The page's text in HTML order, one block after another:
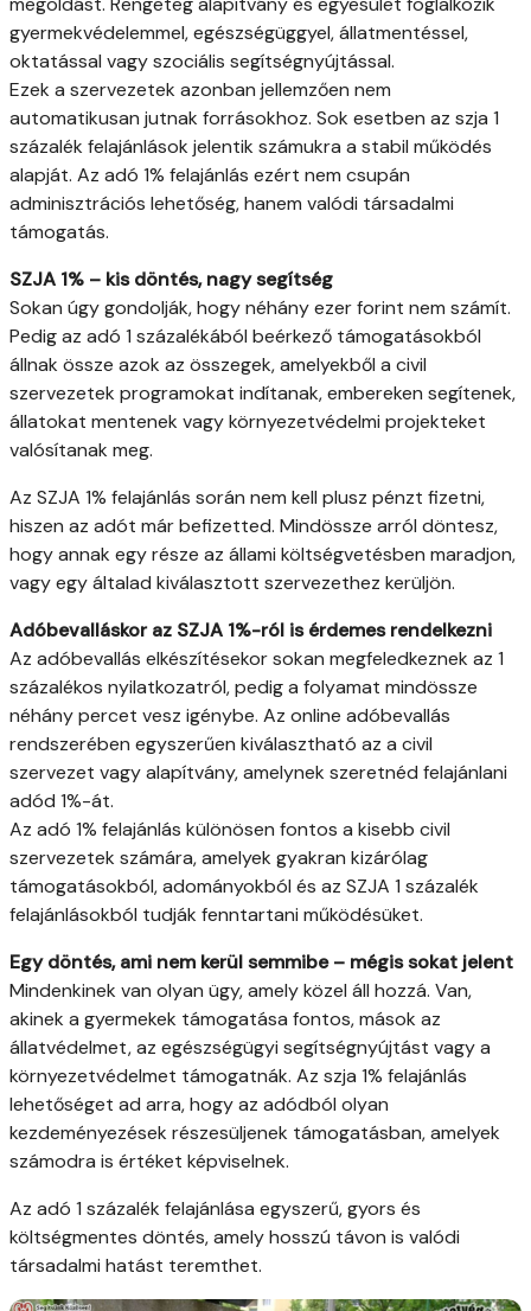
gyermekvédelemmel, egészségüggyel, állatmentéssel,
oktatással vagy szociális segítségnyújtással.
Ezek a szervezetek azonban jellemzően nem
automatikusan jutnak forrásokhoz. Sok esetben az szja 1
százalék felajánlások jelentik számukra a stabil működés
alapját. Az adó 1% felajánlás ezért nem csupán
adminisztrációs lehetőség, hanem valódi társadalmi
támogatás.
SZJA 1% – kis döntés, nagy segítség
Sokan úgy gondolják, hogy néhány ezer forint nem számít.
Pedig az adó 1 százalékából beérkező támogatásokból
állnak össze azok az összegek, amelyekből a civil
szervezetek programokat indítanak, embereken segítenek,
állatokat mentenek vagy környezetvédelmi projekteket
valósítanak meg.
Az SZJA 1% felajánlás során nem kell plusz pénzt fizetni,
hiszen az adót már befizetted. Mindössze arról döntesz,
hogy annak egy része az állami költségvetésben maradjon,
vagy egy általad kiválasztott szervezethez kerüljön.
Adóbevalláskor az SZJA 1%-ról is érdemes rendelkezni
Az adóbevallás elkészítésekor sokan megfeledkeznek az 1
százalékos nyilatkozatról, pedig a folyamat mindössze
néhány percet vesz igénybe. Az online adóbevallás
rendszerében egyszerűen kiválasztható az a civil
szervezet vagy alapítvány, amelynek szeretnéd felajánlani
adód 1%-át.
Az adó 1% felajánlás különösen fontos a kisebb civil
szervezetek számára, amelyek gyakran kizárólag
támogatásokból, adományokból és az SZJA 1 százalék
felajánlásokból tudják fenntartani működésüket.
Egy döntés, ami nem kerül semmibe – mégis sokat jelent
Mindenkinek van olyan ügy, amely közel áll hozzá. Van,
akinek a gyermekek támogatása fontos, mások az
állatvédelmet, az egészségügyi segítségnyújtást vagy a
környezetvédelmet támogatnák. Az szja 1% felajánlás
lehetőséget ad arra, hogy az adódból olyan
kezdeményezések részesüljenek támogatásban, amelyek
számodra is értéket képviselnek.
Az adó 1 százalék felajánlása egyszerű, gyors és
költségmentes döntés, amely hosszú távon is valódi
társadalmi hatást teremthet.